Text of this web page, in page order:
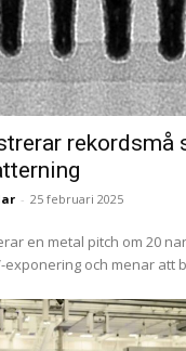
rekordsmå
- 25 februari 2025
en metal pitch om 20
exponering och menar